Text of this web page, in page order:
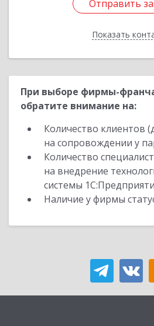
Отправить
Показать
Отправить
Назад
При выборе фирмы-
обратите внимание на:
Количество клиентов
на сопровождении у
Количество
на внедрение
системы
Наличие у фирмы